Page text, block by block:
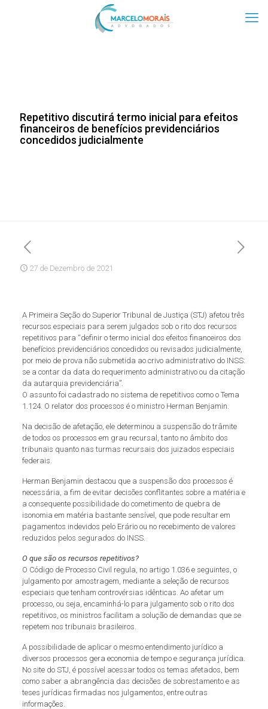
Repetitivo discutirá termo inicial para efeitos
financeiros de benefícios previdenciários
concedidos judicialmente
27 de Dezembro de 2021
A Primeira Seção do Superior Tribunal de Justiça (STJ) afetou três
recursos especiais para serem julgados sob o rito dos recursos
repetitivos para “definir o termo inicial dos efeitos financeiros dos
benefícios previdenciários concedidos ou revisados judicialmente,
por meio de prova não submetida ao crivo administrativo do INSS:
se a contar da data do requerimento administrativo ou da citação
da autarquia previdenciária”.
O assunto foi cadastrado no sistema de repetitivos como o Tema
1.124. O relator dos processos é o ministro Herman Benjamin.
Na decisão de afetação, ele determinou a suspensão do trâmite
de todos os processos em grau recursal, tanto no âmbito dos
tribunais quanto nas turmas recursais dos juizados especiais
federais.
Herman Benjamin destacou que a suspensão dos processos é
necessária, a fim de evitar decisões conflitantes sobre a matéria e
a consequente possibilidade do cometimento de quebra de
isonomia em matéria bastante sensível, que pode resultar em
pagamentos indevidos pelo Erário ou no recebimento de valores
reduzidos pelos segurados do INSS.
O que são os recursos repetitivos?
O Código de Processo Civil regula, no artigo 1.036 e seguintes, o
julgamento por amostragem, mediante a seleção de recursos
especiais que tenham controvérsias idênticas. Ao afetar um
processo, ou seja, encaminhá-lo para julgamento sob o rito dos
repetitivos, os ministros facilitam a solução de demandas que se
repetem nos tribunais brasileiros.
A possibilidade de aplicar o mesmo entendimento jurídico a
diversos processos gera economia de tempo e segurança jurídica.
No site do STJ, é possível acessar todos os temas afetados, bem
como saber a abrangência das decisões de sobrestamento e as
teses jurídicas firmadas nos julgamentos, entre outras
informações.